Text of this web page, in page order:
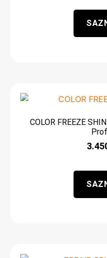
COLOR FREEZE